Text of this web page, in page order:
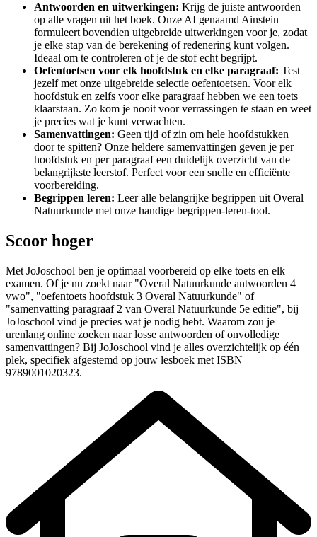
Antwoorden en uitwerkingen: Krijg de juiste antwoorden
op alle vragen uit het boek. Onze AI genaamd Ainstein
formuleert bovendien uitgebreide uitwerkingen voor je, zodat
je elke stap van de berekening of redenering kunt volgen.
Ideaal om te controleren of je de stof echt begrijpt.
Oefentoetsen voor elk hoofdstuk en elke paragraaf: Test
jezelf met onze uitgebreide selectie oefentoetsen. Voor elk
hoofdstuk en zelfs voor elke paragraaf hebben we een toets
klaarstaan. Zo kom je nooit voor verrassingen te staan en weet
je precies wat je kunt verwachten.
Samenvattingen: Geen tijd of zin om hele hoofdstukken
door te spitten? Onze heldere samenvattingen geven je per
hoofdstuk en per paragraaf een duidelijk overzicht van de
belangrijkste leerstof. Perfect voor een snelle en efficiënte
voorbereiding.
Begrippen leren: Leer alle belangrijke begrippen uit Overal
Natuurkunde met onze handige begrippen-leren-tool.
Scoor hoger
Met JoJoschool ben je optimaal voorbereid op elke toets en elk
examen. Of je nu zoekt naar "Overal Natuurkunde antwoorden 4
vwo", "oefentoets hoofdstuk 3 Overal Natuurkunde" of
"samenvatting paragraaf 2 van Overal Natuurkunde 5e editie", bij
JoJoschool vind je precies wat je nodig hebt. Waarom zou je
urenlang online zoeken naar losse antwoorden of onvolledige
samenvattingen? Bij JoJoschool vind je alles overzichtelijk op één
plek, specifiek afgestemd op jouw lesboek met ISBN
9789001020323.